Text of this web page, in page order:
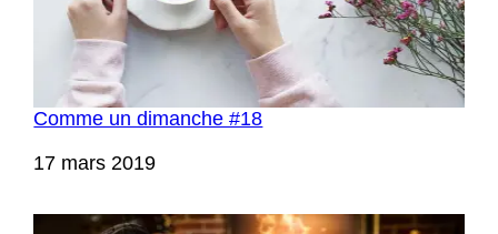
Comme un dimanche #18
Date
17 mars 2019